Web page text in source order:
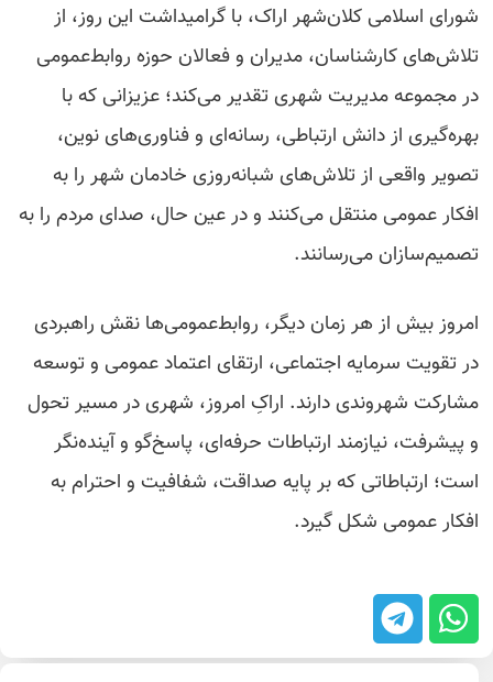
شورای اسلامی کلان‌شهر اراک، با گرامیداشت این روز، از
تلاش‌های کارشناسان، مدیران و فعالان حوزه روابط‌عمومی
در مجموعه مدیریت شهری تقدیر می‌کند؛ عزیزانی که با
بهره‌گیری از دانش ارتباطی، رسانه‌ای و فناوری‌های نوین،
تصویر واقعی از تلاش‌های شبانه‌روزی خادمان شهر را به
افکار عمومی منتقل می‌کنند و در عین حال، صدای مردم را به
تصمیم‌سازان می‌رسانند.
امروز بیش از هر زمان دیگر، روابط‌عمومی‌ها نقش راهبردی
در تقویت سرمایه اجتماعی، ارتقای اعتماد عمومی و توسعه
مشارکت شهروندی دارند. اراکِ امروز، شهری در مسیر تحول
و پیشرفت، نیازمند ارتباطات حرفه‌ای، پاسخ‌گو و آینده‌نگر
است؛ ارتباطاتی که بر پایه صداقت، شفافیت و احترام به
افکار عمومی شکل گیرد.